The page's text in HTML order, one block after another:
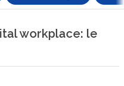
workplace: le